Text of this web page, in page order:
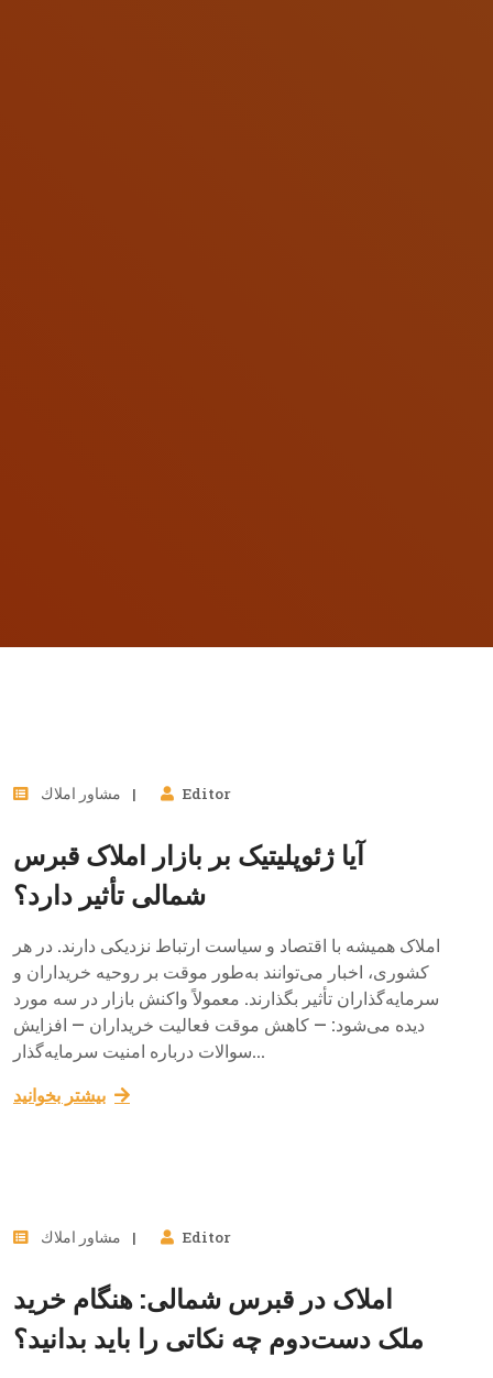
مشاور املاك Editor
آیا ژئوپلیتیک بر بازار املاک قبرس
شمالی تأثیر دارد؟
املاک همیشه با اقتصاد و سیاست ارتباط نزدیکی دارند. در هر
کشوری، اخبار می‌توانند به‌طور موقت بر روحیه خریداران و
سرمایه‌گذاران تأثیر بگذارند. معمولاً واکنش بازار در سه مورد
دیده می‌شود: — کاهش موقت فعالیت خریداران — افزایش
سوالات درباره امنیت سرمایه‌گذار...
بيشتر بخوانيد
نوامبر, 2025
مشاور املاك Editor
املاک در قبرس شمالی: هنگام خرید
ملک دست‌دوم چه نکاتی را باید بدانید؟